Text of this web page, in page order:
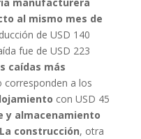
manufacturera
al mismo mes de
de USD 140
fue de USD 223
caídas más
corresponden a los
con USD 45
almacenamiento
La construcción, otra